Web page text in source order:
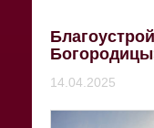
14.04.2025